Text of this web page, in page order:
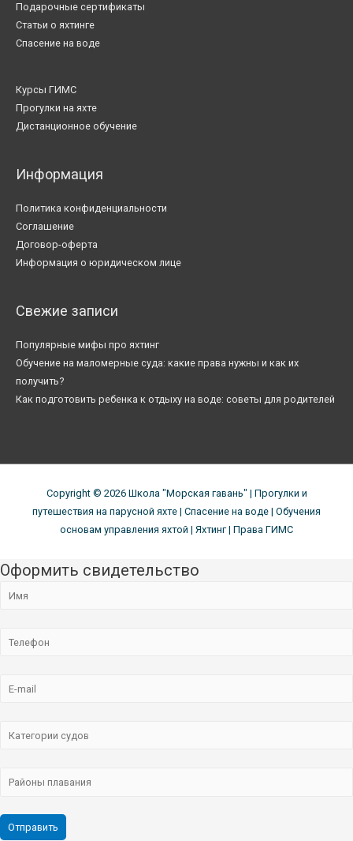
Подарочные сертификаты
Статьи о яхтинге
Спасение на воде
Курсы ГИМС
Прогулки на яхте
Дистанционное обучение
Информация
Политика конфиденциальности
Соглашение
Договор-оферта
Информация о юридическом лице
Свежие записи
Популярные мифы про яхтинг
Обучение на маломерные суда: какие права нужны и как их
получить?
Как подготовить ребенка к отдыху на воде: советы для родителей
Copyright © 2026 Школа "Морская гавань" | Прогулки и
путешествия на парусной яхте | Спасение на воде | Обучения
основам управления яхтой | Яхтинг | Права ГИМС
Оформить свидетельство